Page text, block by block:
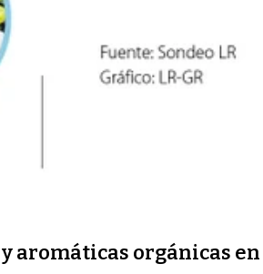
aromáticas orgánicas